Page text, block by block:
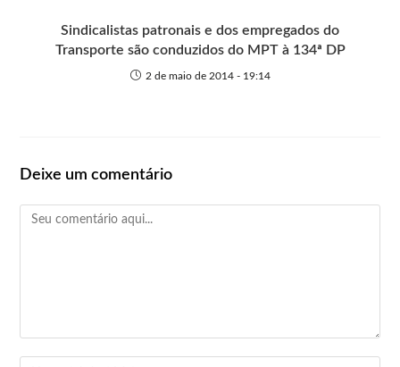
Sindicalistas patronais e dos empregados do
Transporte são conduzidos do MPT à 134ª DP
2 de maio de 2014 - 19:14
Deixe um comentário